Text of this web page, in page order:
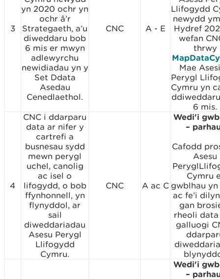
3
yn 2020 ochr yn
ochr â’r
Strategaeth, a’u
diweddaru bob
6 mis er mwyn
adlewyrchu
newidiadau yn y
Set Ddata
Asedau
Cenedlaethol.
CNC A - E
Llifogydd
newydd
Hydref
wefan
thrwy
Mae
Perygl
Cymru yn
6 mis.
4
CNC i ddarparu
data ar nifer y
cartrefi a
busnesau sydd
mewn perygl
uchel, canolig
ac isel o
lifogydd, o bob
ffynhonnell, yn
flynyddol, ar
sail
diweddariadau
Asesu Perygl
Llifogydd
Cymru.
CNC A ac C
Wedi'i
–
Cafodd
Asesu
Cymru
gwblhau yn
ac fe’i
gan
rheoli data
galluogi
Wedi'i
–